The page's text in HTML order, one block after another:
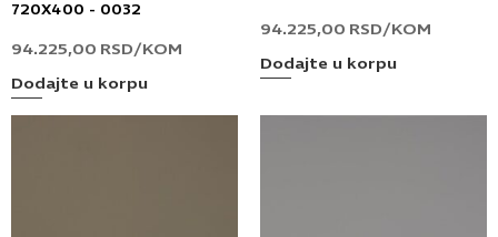
720X400 - 0032
94.225,00 RSD/KOM
Dodajte u korpu
94.225,00 RSD/KOM
Dodajte u korpu